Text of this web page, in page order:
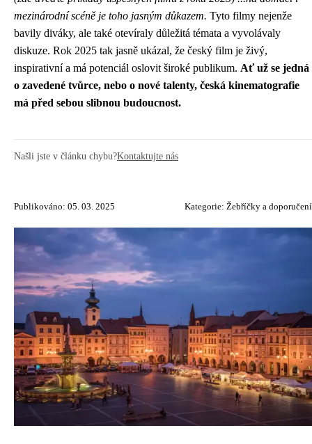
mezinárodní scéně je toho jasným důkazem. Tyto filmy nejenže
bavily diváky, ale také otevíraly důležitá témata a vyvolávaly
diskuze. Rok 2025 tak jasně ukázal, že český film je živý,
inspirativní a má potenciál oslovit široké publikum. Ať už se jedná
o zavedené tvůrce, nebo o nové talenty, česká kinematografie
má před sebou slibnou budoucnost.
Našli jste v článku chybu?Kontaktujte nás
Publikováno: 05. 03. 2025 Kategorie: Žebříčky a doporučení